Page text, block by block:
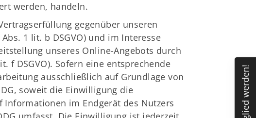
werden, handeln.
gegenüber unseren
1 lit. b DSGVO) und im Interesse
unseres Online-Angebots durch
f DSGVO). Sofern eine entsprechende
ausschließlich auf Grundlage von
soweit die Einwilligung die
Informationen im Endgerät des Nutzers
Mitglied werden!